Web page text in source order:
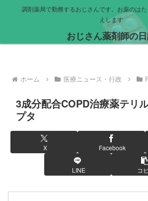
調剤薬局で勤務するおじさんです。お薬のは
えします
おじさん薬剤師の
ホーム 医療ニュース・行政
3成分配合COPD治療薬テリ
プタ
X Facebook
LINE コ